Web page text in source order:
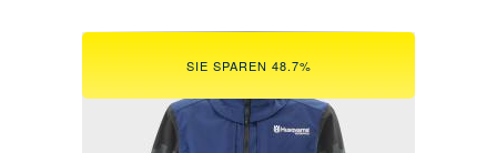
29,21 €19,90 €.
SIE SPAREN 48.7%